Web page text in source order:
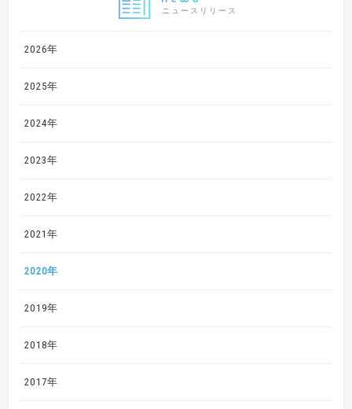
ニュースリリース
2026年
2025年
2024年
2023年
2022年
2021年
2020年
2019年
2018年
2017年